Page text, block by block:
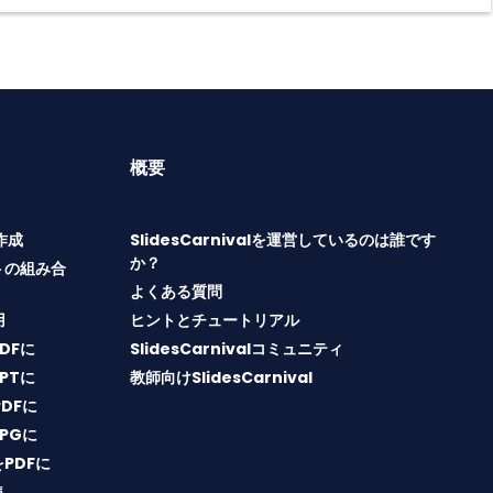
成
組み合
に
に
に
に
に
概要
SlidesCarnivalを運営しているのは誰です
か？
よくある質問
ヒントとチュートリアル
SlidesCarnivalコミュニティ
教師向けSlidesCarnival